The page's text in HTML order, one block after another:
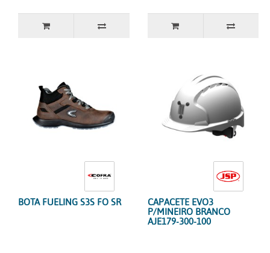
BOTA FUELING S3S FO SR CAPACETE EVO3
P/MINEIRO BRANCO
AJE179-300-100